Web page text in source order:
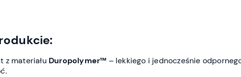
z materiału Duropolymer™ – lekkiego i jednocześnie